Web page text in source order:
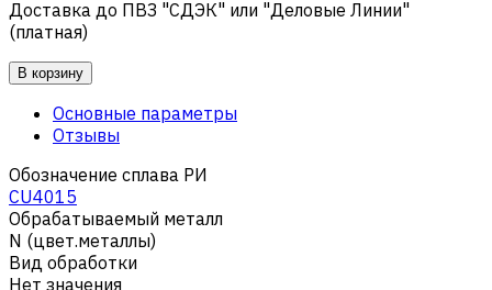
Доставка до ПВЗ "СДЭК" или "Деловые Линии"
(платная)
В корзину
Основные параметры
Отзывы
Обозначение сплава РИ
CU4015
Обрабатываемый металл
N (цвет.металлы)
Вид обработки
Нет значения